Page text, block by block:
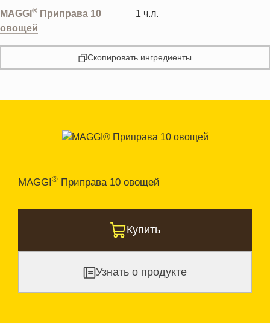
MAGGI ® Приправа 10
овощей
1 ч.л.
Скопировать ингредиенты
MAGGI® Приправа 10 овощей
Купить
Узнать о продукте